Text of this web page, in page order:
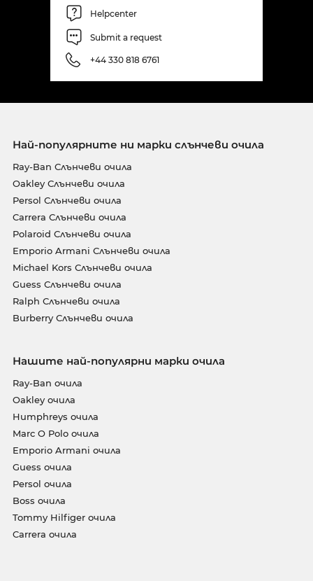
Helpcenter
Submit a request
+44 330 818 6761
Най-популярните ни марки слънчеви очила
Ray-Ban Слънчеви очила
Oakley Слънчеви очила
Persol Слънчеви очила
Carrera Слънчеви очила
Polaroid Слънчеви очила
Emporio Armani Слънчеви очила
Michael Kors Слънчеви очила
Guess Слънчеви очила
Ralph Слънчеви очила
Burberry Слънчеви очила
Нашите най-популярни марки очила
Ray-Ban очила
Oakley очила
Humphreys очила
Marc O Polo очила
Emporio Armani очила
Guess очила
Persol очила
Boss очила
Tommy Hilfiger очила
Carrera очила